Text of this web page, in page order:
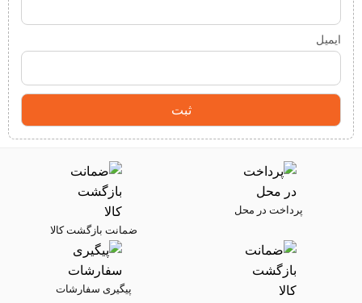
ایمیل
پرداخت در محل
ضمانت بازگشت کالا
پیگیری سفارشات